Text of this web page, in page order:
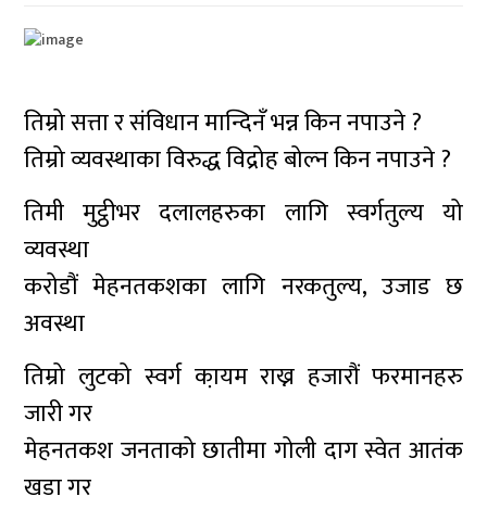
तिम्रो सत्ता र संविधान मान्दिनँ भन्न किन नपाउने ?
तिम्रो व्यवस्थाका विरुद्ध विद्रोह बोल्न किन नपाउने ?
तिमी मुट्ठीभर दलालहरुका लागि स्वर्गतुल्य यो
व्यवस्था
करोडौं मेहनतकशका लागि नरकतुल्य, उजाड छ
अवस्था
तिम्रो लुटको स्वर्ग का़यम राख्न हजारौं फरमानहरु
जारी गर
मेहनतकश जनताको छातीमा गोली दाग स्वेत आतंक
खडा गर